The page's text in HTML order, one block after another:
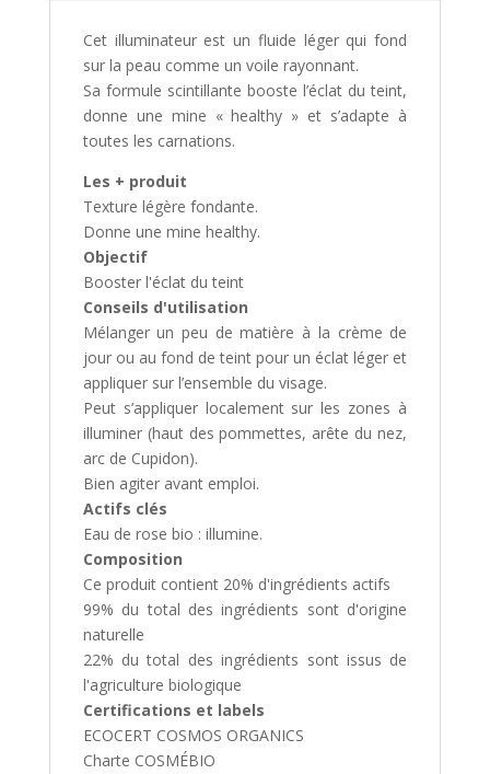
Cet illuminateur est un fluide léger qui fond
sur la peau comme un voile rayonnant.
Sa formule scintillante booste l’éclat du teint,
donne une mine « healthy » et s’adapte à
toutes les carnations.
Les + produit
Texture légère fondante.
Donne une mine healthy.
Objectif
Booster l'éclat du teint
Conseils d'utilisation
Mélanger un peu de matière à la crème de
jour ou au fond de teint pour un éclat léger et
appliquer sur l’ensemble du visage.
Peut s’appliquer localement sur les zones à
illuminer (haut des pommettes, arête du nez,
arc de Cupidon).
Bien agiter avant emploi.
Actifs clés
Eau de rose bio : illumine.
Composition
Ce produit contient 20% d'ingrédients actifs
99% du total des ingrédients sont d'origine
naturelle
22% du total des ingrédients sont issus de
l'agriculture biologique
Certifications et labels
ECOCERT COSMOS ORGANICS
Charte COSMÉBIO